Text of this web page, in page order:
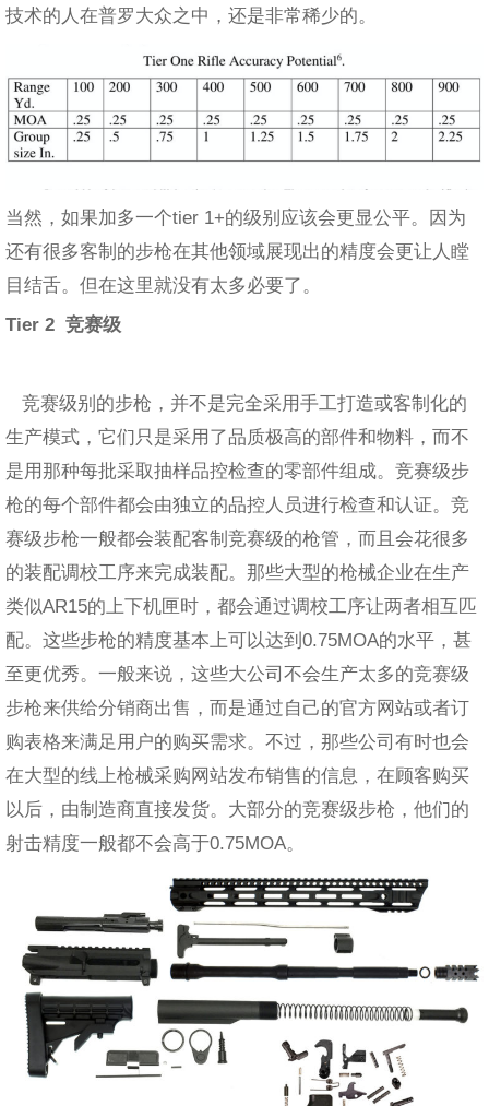
技术的人在普罗大众之中，还是非常稀少的。
当然，如果加多一个tier 1+的级别应该会更显公平。因为
还有很多客制的步枪在其他领域展现出的精度会更让人瞠
目结舌。但在这里就没有太多必要了。
Tier 2 竞赛级
竞赛级别的步枪，并不是完全采用手工打造或客制化的
生产模式，它们只是采用了品质极高的部件和物料，而不
是用那种每批采取抽样品控检查的零部件组成。竞赛级步
枪的每个部件都会由独立的品控人员进行检查和认证。竞
赛级步枪一般都会装配客制竞赛级的枪管，而且会花很多
的装配调校工序来完成装配。那些大型的枪械企业在生产
类似AR15的上下机匣时，都会通过调校工序让两者相互匹
配。这些步枪的精度基本上可以达到0.75MOA的水平，甚
至更优秀。一般来说，这些大公司不会生产太多的竞赛级
步枪来供给分销商出售，而是通过自己的官方网站或者订
购表格来满足用户的购买需求。不过，那些公司有时也会
在大型的线上枪械采购网站发布销售的信息，在顾客购买
以后，由制造商直接发货。大部分的竞赛级步枪，他们的
射击精度一般都不会高于0.75MOA。